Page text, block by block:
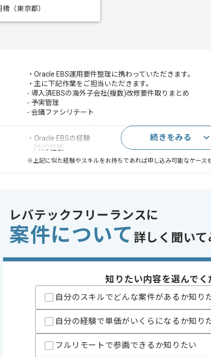
橋（東京都）
・Oracle EBS運用要件整理に携わっていただきます。
・主に下記作業をご担当いただきます。
- 導入済EBSの海外子会社(複数)改修要件取りまとめ
- 予実管理
- 会議ファシリテート
・Oracle EBSの経験
・PMO経験
※上記に似た経験やスキルをお持ちであれば申し込み可能なケース
績がある企業の案件でございます。
かすことができます。
応じて別案件のご提案も差し上げる場合がございます。
や技術を積極的に導入し、
ーと成長が出来る環境でございます。
れたい方、長期的に参画されたい方にオススメの案件です。
入しております。
続きをみる
レバテックフリーランスに
案件について 詳しく聞いて
知りたい内容を選んでく
自分のスキルでどんな案件があるか知り
自分の経験で単価がいくらになるか知り
フルリモートで参画できるか知りたい